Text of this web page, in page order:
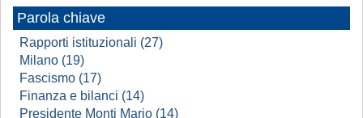
Parola chiave
Rapporti istituzionali (27)
Milano (19)
Fascismo (17)
Finanza e bilanci (14)
Presidente Monti Mario (14)